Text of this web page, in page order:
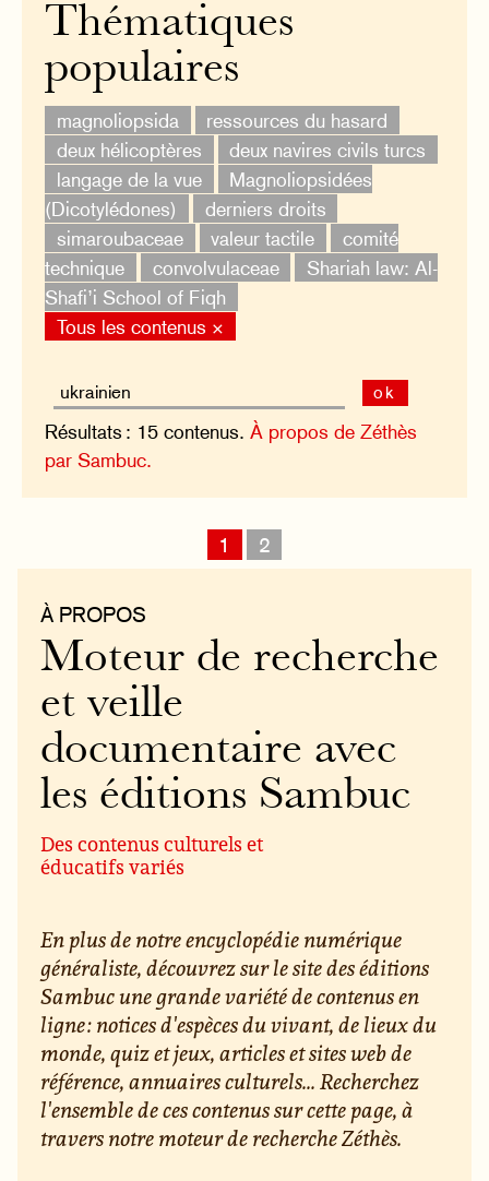
Thématiques
populaires
magnoliopsida
ressources du hasard
deux hélicoptères
deux navires civils turcs
langage de la vue
Magnoliopsidées
(Dicotylédones)
derniers droits
simaroubaceae
valeur tactile
comité
technique
convolvulaceae
Shariah law: Al-
Shafi’i School of Fiqh
Tous les contenus ×
ok
Résultats : 15 contenus.À propos de Zéthès
par Sambuc.
1 2
À PROPOS
Moteur de recherche
et veille
documentaire avec
les éditions Sambuc
Des contenus culturels et
éducatifs variés
En plus de notre encyclopédie numérique
généraliste, découvrez sur le site des éditions
Sambuc une grande variété de contenus en
ligne : notices d'espèces du vivant, de lieux du
monde, quiz et jeux, articles et sites web de
référence, annuaires culturels... Recherchez
l'ensemble de ces contenus sur cette page, à
travers notre moteur de recherche Zéthès.